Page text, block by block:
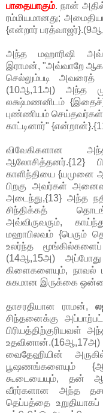
பாதையாகும். நான்
ரம்மியமானது;
{என்றார்
அந்த மஹாரிஷி
இராமன், "அவ்வாறே
செல்லும்படி
(10ஆ,11அ) அந்த
லக்ஷ்மணனிடம்
புண்ணியம் செய்தவர்கள்
காட்டினார்"
விவேகிகளான
ஆலோசித்தனர்.{12}
காளிந்தியை
பிறகு அவர்கள்
அடைந்து,{13} அந்த
சிந்திக்கத்
அவ்விருவரும்,
மஹாபிலவம் {பெரும்
உலர்ந்த
(14ஆ,15அ)
கிளைகளையும், நாவல்
சுகமான இருக்கை
தாசரதியான ராமன்,
சிந்தனைக்கு
பிரியத்திற்குரியவள்
வைதேஹியின்
பூஷணங்களையும்
கூடையையும், தன்
வீரர்களான அந்த
தெப்பத்தை